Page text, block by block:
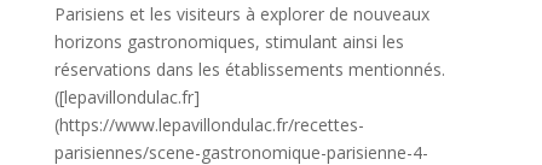
Parisiens et les visiteurs à explorer de nouveaux
horizons gastronomiques, stimulant ainsi les
réservations dans les établissements mentionnés.
([lepavillondulac.fr]
(https://www.lepavillondulac.fr/recettes-
parisiennes/scene-gastronomique-parisienne-4-